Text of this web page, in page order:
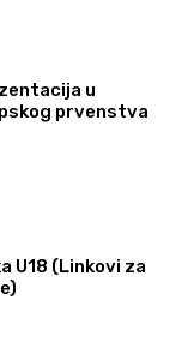
u
prvenstva
U18 (Linkovi za